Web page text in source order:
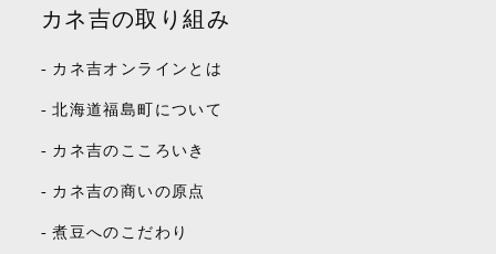
カネ吉の取り組み
- カネ吉オンラインとは
- 北海道福島町について
- カネ吉のこころいき
- カネ吉の商いの原点
- 煮豆へのこだわり